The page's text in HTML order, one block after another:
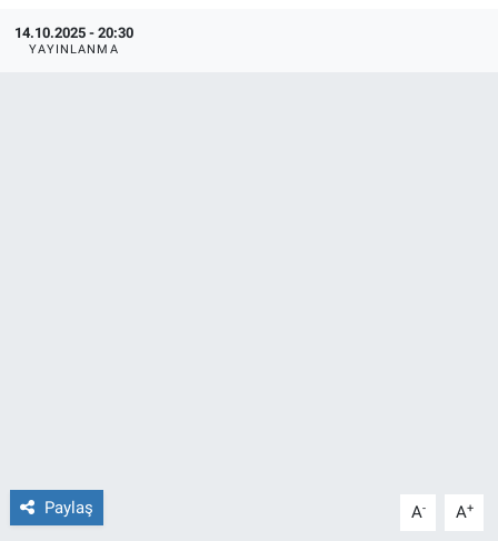
14.10.2025 - 20:30
YAYINLANMA
Paylaş A- A+
EĞİTİM